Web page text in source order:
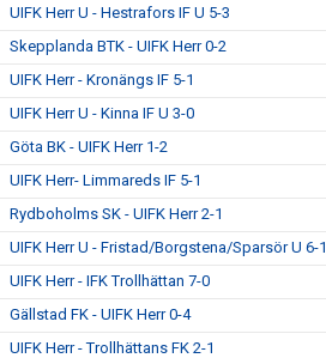
UIFK Herr U - Hestrafors IF U 5-3
Skepplanda BTK - UIFK Herr 0-2
UIFK Herr - Kronängs IF 5-1
UIFK Herr U - Kinna IF U 3-0
Göta BK - UIFK Herr 1-2
UIFK Herr- Limmareds IF 5-1
Rydboholms SK - UIFK Herr 2-1
UIFK Herr U - Fristad/Borgstena/Sparsör U 6-1
UIFK Herr - IFK Trollhättan 7-0
Gällstad FK - UIFK Herr 0-4
UIFK Herr - Trollhättans FK 2-1